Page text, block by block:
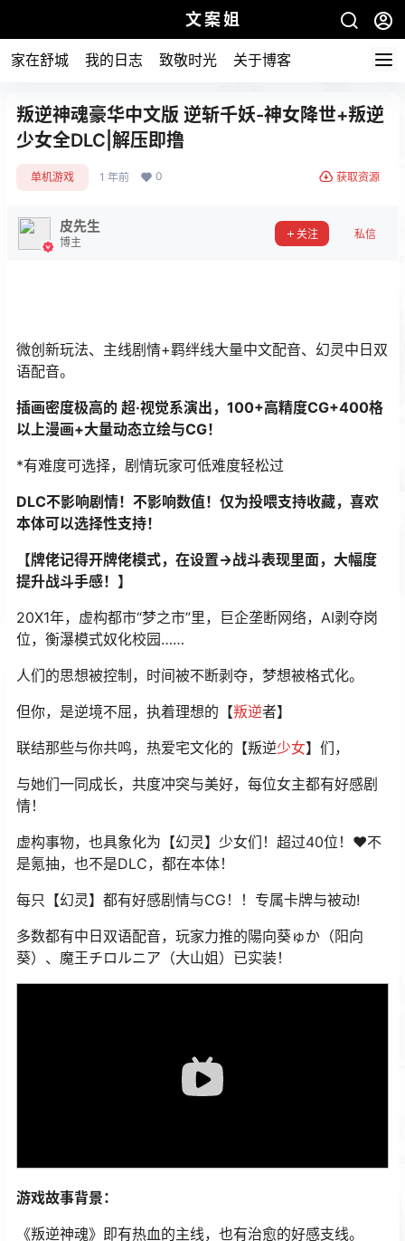
文案姐
家在舒城 我的日志 致敬时光 关于博客
叛逆神魂豪华中文版 逆斩千妖-神女降世+叛逆
少女全DLC|解压即撸
单机游戏 1 年前 0 获取资源
皮先生
博主
关注 私信
微创新玩法、主线剧情+羁绊线大量中文配音、幻灵中日双
语配音。
插画密度极高的 超·视觉系演出，100+高精度CG+400格
以上漫画+大量动态立绘与CG！
*有难度可选择，剧情玩家可低难度轻松过
DLC不影响剧情！不影响数值！仅为投喂支持收藏，喜欢
本体可以选择性支持！
【牌佬记得开牌佬模式，在设置->战斗表现里面，大幅度
提升战斗手感！】
20X1年，虚构都市“梦之市”里，巨企垄断网络，AI剥夺岗
位，衡瀑模式奴化校园……
人们的思想被控制，时间被不断剥夺，梦想被格式化。
但你，是逆境不屈，执着理想的【叛逆者】
联结那些与你共鸣，热爱宅文化的【叛逆少女】们，
与她们一同成长，共度冲突与美好，每位女主都有好感剧
情！
虚构事物，也具象化为【幻灵】少女们！超过40位！❤不
是氪抽，也不是DLC，都在本体！
每只【幻灵】都有好感剧情与CG！！专属卡牌与被动!
多数都有中日双语配音，玩家力推的陽向葵ゅか（阳向
葵）、魔王チロルニア（大山姐）已实装！
游戏故事背景：
《叛逆神魂》即有热血的主线，也有治愈的好感支线。